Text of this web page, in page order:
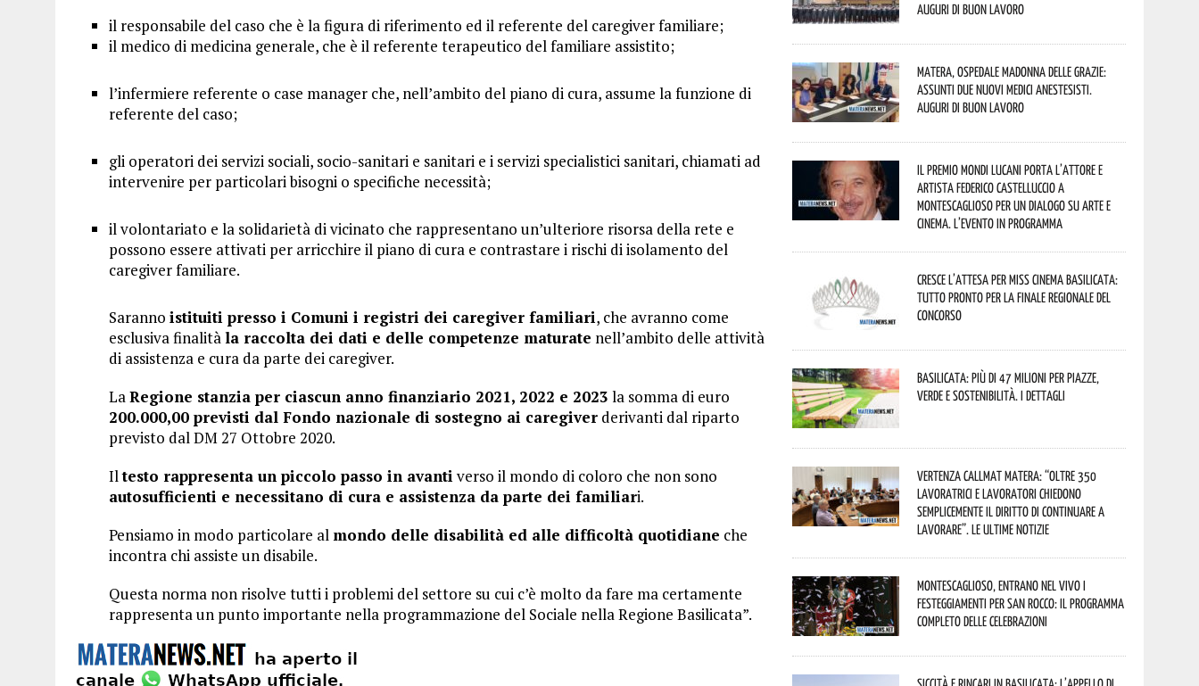
il responsabile del caso che è la figura di riferimento ed il referente del caregiver familiare;
il medico di medicina generale, che è il referente terapeutico del familiare assistito;
l’infermiere referente o case manager che, nell’ambito del piano di cura, assume la funzione di
referente del caso;
gli operatori dei servizi sociali, socio-sanitari e sanitari e i servizi specialistici sanitari, chiamati ad
intervenire per particolari bisogni o specifiche necessità;
il volontariato e la solidarietà di vicinato che rappresentano un’ulteriore risorsa della rete e
possono essere attivati per arricchire il piano di cura e contrastare i rischi di isolamento del
caregiver familiare.
Saranno istituiti presso i Comuni i registri dei caregiver familiari, che avranno come
esclusiva finalitàla raccolta dei dati e delle competenze maturate nell’ambito delle attività
di assistenza e cura da parte dei caregiver.
LaRegione stanzia per ciascun anno finanziario 2021, 2022 e 2023 la somma di euro
200.000,00 previsti dal Fondo nazionale di sostegno ai caregiver derivanti dal riparto
previsto dal DM 27 Ottobre 2020.
Iltesto rappresenta un piccolo passo in avanti verso il mondo di coloro che non sono
autosufficienti e necessitano di cura e assistenza da parte dei familiari.
Pensiamo in modo particolare al mondo delle disabilità ed alle difficoltà quotidiane che
incontra chi assiste un disabile.
Questa norma non risolve tutti i problemi del settore su cui c’è molto da fare ma certamente
rappresenta un punto importante nella programmazione del Sociale nella Regione Basilicata”.
Auguri di buon lavoro
Matera, Ospedale Madonna delle Grazie:
assunti due nuovi medici anestesisti.
Auguri di buon lavoro
Il Premio Mondi Lucani porta l’attore e
artista Federico Castelluccio a
Montescaglioso per un dialogo su arte e
cinema. L’evento in programma
Cresce l’attesa per Miss Cinema Basilicata:
tutto pronto per la finale regionale del
concorso
Basilicata: più di 47 milioni per piazze,
verde e sostenibilità. I dettagli
Vertenza CallMat Matera: “Oltre 350
lavoratrici e lavoratori chiedono
semplicemente il diritto di continuare a
lavorare”. Le ultime notizie
Montescaglioso, entrano nel vivo i
festeggiamenti per San Rocco: il programma
completo delle celebrazioni